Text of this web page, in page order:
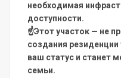
необходимая
доступности.
☝️Этот участок — не
создания
ваш статус и станет
семьи.